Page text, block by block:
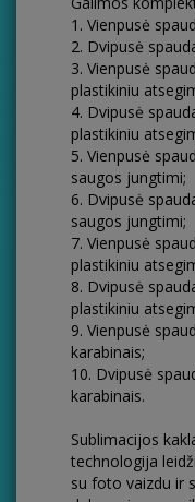
1. Vienpusė
2. Dvipusė
3. Vienpusė
plastikiniu
4. Dvipusė
plastikiniu
5. Vienpusė
saugos jungtimi;
6. Dvipusė
saugos jungtimi;
7. Vienpusė
plastikiniu
8. Dvipusė
plastikiniu
9. Vienpusė
karabinais;
10. Dvipusė
karabinais.
Sublimacijos
technologija
su foto vaizdu ir